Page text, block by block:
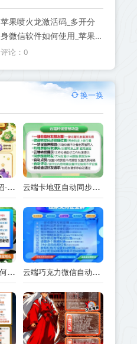
苹果喷火龙激活码_多开分
身微信软件如何使用_苹果
喷火龙官网
评论：0
换一换
云端小怪兽功能介绍-使用注意事项 云端卡地亚自动同步跟随转发朋友圈_卡地亚官方微信一键转发
云端秒抢特仑苏-如何实现抢红包功能-工作原理解析 云端巧克力微信自动抢红包操作流程巧克力激活码续费云端秒抢辅助工具